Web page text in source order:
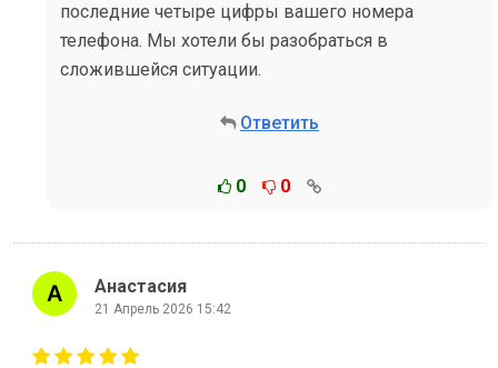
последние четыре цифры вашего номера
телефона. Мы хотели бы разобраться в
сложившейся ситуации.
Ответить
0 0
Анастасия
21 Апрель 2026 15:42